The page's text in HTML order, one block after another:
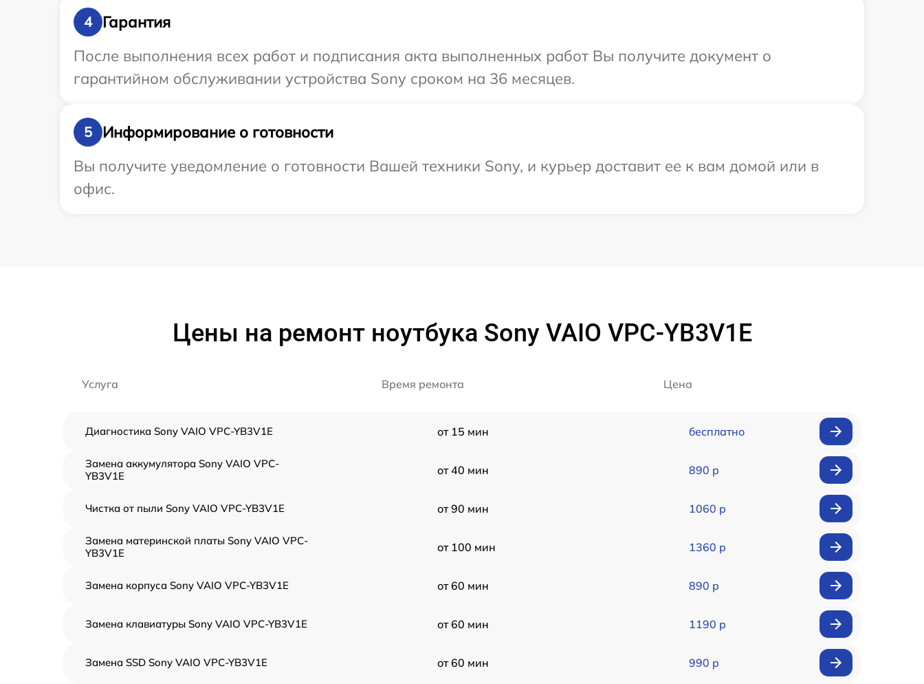
4
Гарантия
После выполнения всех работ и подписания акта выполненных работ Вы получите документ о
гарантийном обслуживании устройства Sony сроком на 36 месяцев.
5
Информирование о готовности
Вы получите уведомление о готовности Вашей техники Sony, и курьер доставит ее к вам домой или в
офис.
Цены на ремонт ноутбука Sony VAIO VPC-YB3V1E
Услуга Время ремонта Цена
Диагностика Sony VAIO VPC-YB3V1E от 15 мин бесплатно
Замена аккумулятора Sony VAIO VPC-
YB3V1E
от 40 мин 890 р
Чистка от пыли Sony VAIO VPC-YB3V1E от 90 мин 1060 р
Замена материнской платы Sony VAIO VPC-
YB3V1E
от 100 мин 1360 р
Замена корпуса Sony VAIO VPC-YB3V1E от 60 мин 890 р
Замена клавиатуры Sony VAIO VPC-YB3V1E от 60 мин 1190 р
Замена SSD Sony VAIO VPC-YB3V1E от 60 мин 990 р